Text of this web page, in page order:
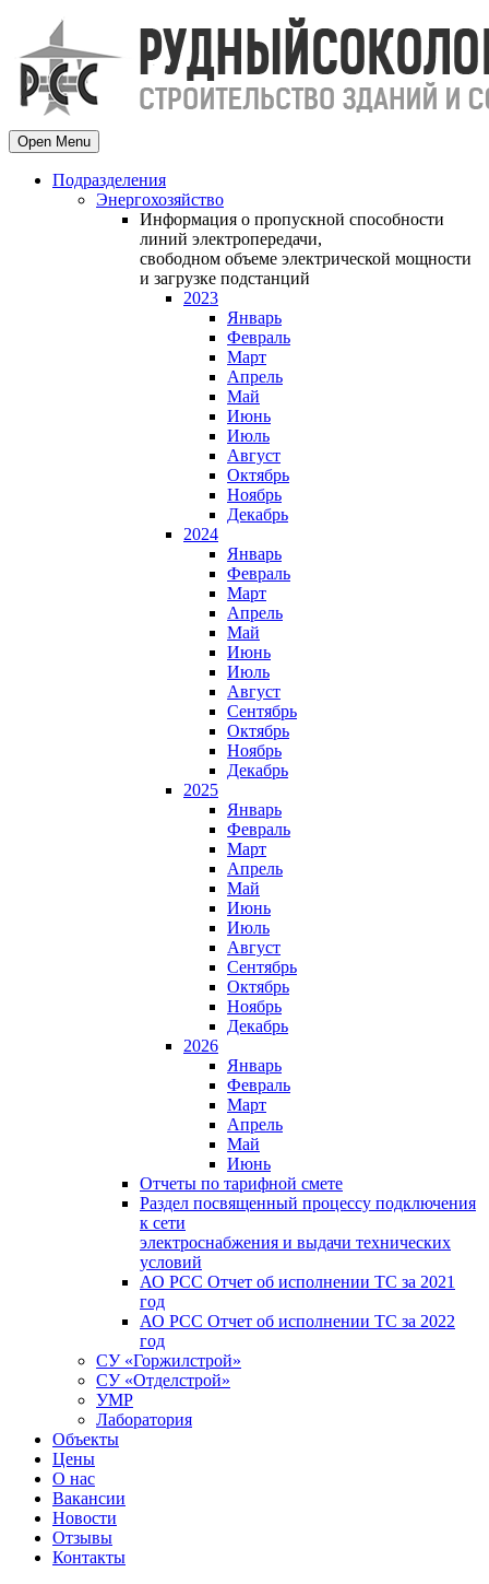
Open Menu
Подразделения
Энергохозяйство
Информация о пропускной способности
линий электропередачи,
свободном объеме электрической мощности
и загрузке подстанций
2023
Январь
Февраль
Март
Апрель
Май
Июнь
Июль
Август
Октябрь
Ноябрь
Декабрь
2024
Январь
Февраль
Март
Апрель
Май
Июнь
Июль
Август
Сентябрь
Октябрь
Ноябрь
Декабрь
2025
Январь
Февраль
Март
Апрель
Май
Июнь
Июль
Август
Сентябрь
Октябрь
Ноябрь
Декабрь
2026
Январь
Февраль
Март
Апрель
Май
Июнь
Отчеты по тарифной смете
Раздел посвященный процессу подключения
к сети
электроснабжения и выдачи технических
условий
АО РСС Отчет об исполнении ТС за 2021
год
АО РСС Отчет об исполнении ТС за 2022
год
СУ «Горжилстрой»
СУ «Отделстрой»
УМР
Лаборатория
Объекты
Цены
О нас
Вакансии
Новости
Отзывы
Контакты